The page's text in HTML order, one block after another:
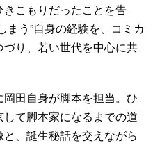
こもりだったことを告
まう”自身の経験を、コミカ
り、若い世代を中心に共
田自身が脚本を担当。ひ
て脚本家になるまでの道
、誕生秘話を交えながら